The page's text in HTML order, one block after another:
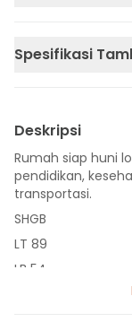
Spesifikasi
Deskripsi
Rumah siap huni
pendidikan,
transportasi.
SHGB
LT 89
LB 54